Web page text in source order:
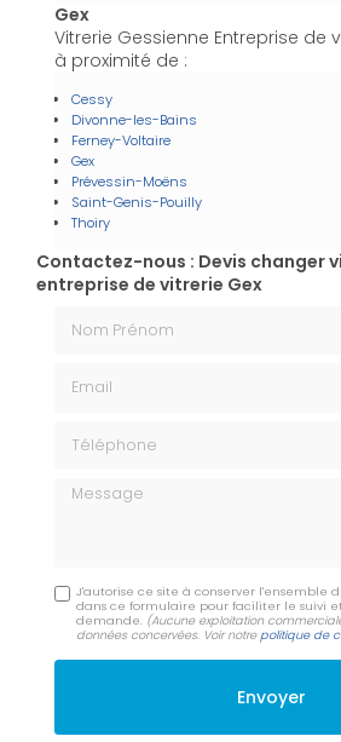
Gex
Vitrerie Gessienne Entreprise de
à proximité de :
Cessy
Divonne-les-Bains
Ferney-Voltaire
Gex
Prévessin-Moëns
Saint-Genis-Pouilly
Thoiry
Contactez-nous : Devis changer
entreprise de vitrerie Gex
Message
J'autorise ce site à conserver l'ensemble
dans ce formulaire pour faciliter le suivi
demande. (Aucune exploitation
données concervées. Voir notrepolitique de